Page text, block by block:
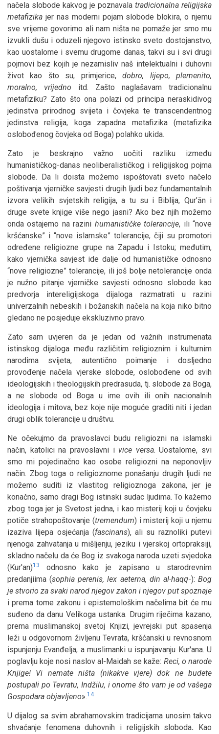
načela slobode kakvog je poznavala tradicionalna religijska
metafizika jer nas moderni pojam slobode blokira, o njemu
sve vrijeme govorimo ali nam ništa ne pomaže jer smo mu
izvukli dušu i oduzeli njegovo istinsko sveto dostojanstvo,
kao uostalome i svemu drugome danas, takvi su i svi drugi
pojmovi bez kojih je nezamisliv naš intelektualni i duhovni
život kao što su, primjerice,dobro, lijepo, plemenito,
moralno, vrijedno itd. Zašto naglašavam tradicionalnu
metafiziku? Zato što ona polazi od principa neraskidivog
jedinstva prirodnog svijeta i čovjeka te transcendentnog
jedinstva religija, koga zapadna metafizika (metafizika
oslobođenog čovjeka od Boga) polahko ukida.
Zato je beskrajno važno uočiti razliku između
humanističkog-danas neoliberalističkog i religijskog pojma
slobode. Da li doista možemo ispoštovati sveto načelo
poštivanja vjerničke savjesti drugih ljudi bez fundamentalnih
izvora velikih svjetskih religija, a tu su i Biblija, Qur’ān i
druge svete knjige više nego jasni? Ako bez njih možemo
onda ostajemo na razini humanističke tolerancije, ili “nove
kršćanske” i “nove islamske” tolerancije, čiji su promotori
određene religiozne grupe na Zapadu i Istoku; međutim,
kako vjernička savjest ide dalje od humanističke odnosno
“nove religiozne” tolerancije, ili još bolje netolerancije onda
je nužno pitanje vjerničke savjesti odnosno slobode kao
predvorja intereligijskoga dijaloga razmatrati u razini
univerzalnih nebeskih i božanskih načela na koja niko bitno
gledano ne posjeduje ekskluzivno pravo.
Zato sam uvjeren da je jedan od važnih instrumenata
istinskog dijaloga među različitim religioznim i kulturnim
narodima svijeta, autentično poimanje i dosljedno
provođenje načela vjerske slobode, oslobođene od svih
ideologijskih i theologijskih predrasuda, tj. slobode za Boga,
a ne slobode od Boga u ime ovih ili onih nacionalnih
ideologija i mitova, bez koje nije moguće graditi niti i jedan
drugi oblik tolerancije u društvu.
Ne očekujmo da pravoslavci budu religiozni na islamski
način, katolici na pravoslavni i vice versa. Uostalome, svi
smo mi pojedinačno kao osobe religiozni na neponovljiv
način. Zbog toga o religioznome ponašanju drugih ljudi ne
možemo suditi iz vlastitog religioznoga zakona, jer je
konačno, samo dragi Bog istinski sudac ljudima. To kažemo
zbog toga jer je Svetost jedna, i kao misterij koji u čovjeku
potiče strahopoštovanje (tremendum) i misterij koji u njemu
izaziva lijepa osjećanja (fascinans), ali su raznoliki putevi
njenoga zahvatanja u mišljenju, jeziku i vjerskoj ortopraksiji,
skladno načelu da će Bog iz svakoga naroda uzeti svjedoka
(Kur'an)13
odnosno kako je zapisano u starodrevnim
predanjiima (sophia perenis, lex aeterna, din al-haqq-):Bog
je stvorio za svaki narod njegov zakon i njegov put spoznaje
i prema tome zakonu i epistemološkim načelima bit će mu
suđeno da danu Velikoga ustanka. Drugim riječima kazano,
prema muslimanskoj svetoj Knjizi, jevrejski put spasenja
leži u odgovornom življenu Tevrata, kršćanski u revnosnom
ispunjenju Evanđelja, a muslimanki u ispunjavanju Kur'ana. U
poglavlju koje nosi naslov al-Maidah se kaže: Reci, o narode
Knjige! Vi nemate ništa (nikakve vjere) dok ne budete
postupali po Tevratu, Indžilu, i onome što vam je od vašega
Gospodara objavljeno».14
U dijalog sa svim abrahamovskim tradicijama unosim takvo
shvaćanje fenomena duhovnih i religijskih sloboda. Kao